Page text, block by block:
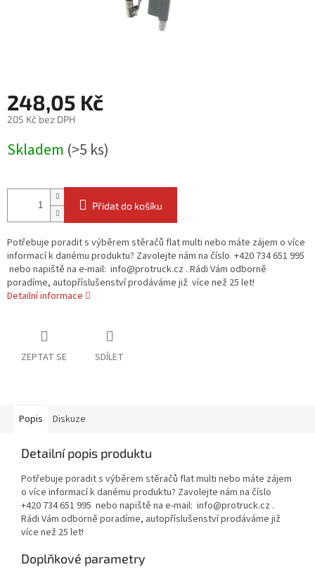
248,05 Kč
205 Kč bez DPH
cena:
Skladem (>5 ks)
Přidat do košíku
Potřebuje poradit s výběrem stěračů flat multi nebo máte zájem o více
informací k danému produktu? Zavolejte nám na číslo +420 734 651 995
nebo napiště na e-mail: info@protruck.cz . Rádi Vám odborně
poradíme, autopříslušenství prodáváme již více než 25 let!
Detailní informace
ZEPTAT SE SDÍLET
Popis Diskuze
Detailní popis produktu
Potřebuje poradit s výběrem stěračů flat multi nebo máte zájem
o více informací k danému produktu? Zavolejte nám na číslo
+420 734 651 995 nebo napiště na e-mail: info@protruck.cz .
Rádi Vám odborně poradíme, autopříslušenství prodáváme již
více než 25 let!
Doplňkové parametry